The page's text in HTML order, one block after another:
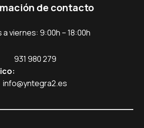
de contacto
a viernes: 9:00h – 18:00h
931 980 279
info@yntegra2.es